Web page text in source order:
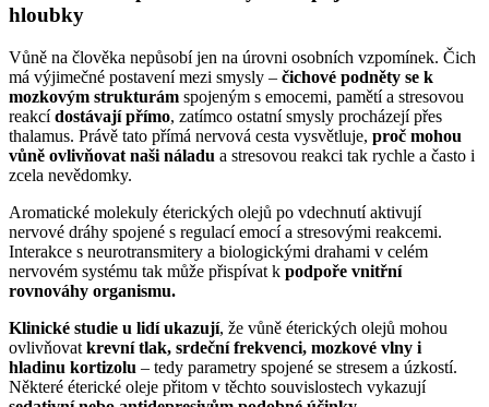
hloubky
Vůně na člověka nepůsobí jen na úrovni osobních vzpomínek. Čich
má výjimečné postavení mezi smysly – čichové podněty se k
mozkovým strukturám spojeným s emocemi, pamětí a stresovou
reakcídostávají přímo, zatímco ostatní smysly procházejí přes
thalamus. Právě tato přímá nervová cesta vysvětluje, proč mohou
vůně ovlivňovat naši náladu a stresovou reakci tak rychle a často i
zcela nevědomky.
Aromatické molekuly éterických olejů po vdechnutí aktivují
nervové dráhy spojené s regulací emocí a stresovými reakcemi.
Interakce s neurotransmitery a biologickými drahami v celém
nervovém systému tak může přispívat k podpoře vnitřní
rovnováhy organismu.
Klinické studie u lidí ukazují, že vůně éterických olejů mohou
ovlivňovat krevní tlak, srdeční frekvenci, mozkové vlny i
hladinu kortizolu – tedy parametry spojené se stresem a úzkostí.
Některé éterické oleje přitom v těchto souvislostech vykazují